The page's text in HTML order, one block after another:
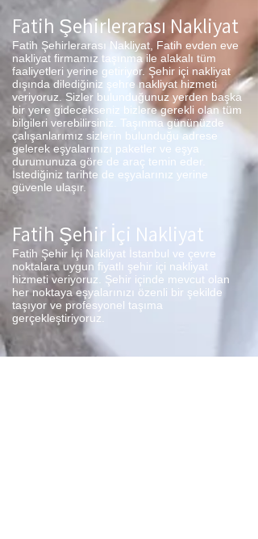
Fatih Şehirlerarası Nakliyat
Fatih Şehirlerarası Nakliyat, Fatih evden eve
nakliyat firmamız taşınma ile alakalı tüm
faaliyetleri yerine getiriyor. Şehir içi nakliyat
dışında dilediğiniz şehre nakliyat hizmeti
veriyoruz. Sizler bulunduğunuz yerden başka
bir yere gidecekseniz bizlere gerekli olan tüm
bilgileri verebilirsiniz. Taşınma gününüzde
çalışanlarımız sizlerin bulunduğu adrese
gelerek eşyalarınızı paketler ve eşya
durumunuza göre de araç temin eder.
İstediğiniz tarihte de eşyalarınız yerine
güvenle ulaşır.
Fatih Şehir İçi Nakliyat
Fatih Şehir İçi Nakliyat İstanbul ve çevre
noktalara uygun fiyatlı şehir içi nakliyat
hizmeti veriyoruz. Şehir içinde mevcut olan
her noktaya eşyalarınızı özenli bir şekilde
taşıyor ve profesyonel taşıma
gerçekleştiriyoruz.
Fatih Parça Eşya Taşıma